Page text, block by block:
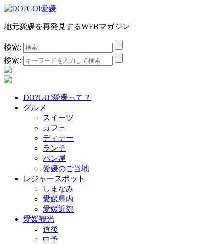
地元愛媛を再発見するWEBマガジン
検索:
検索:
DO?GO!愛媛って？
グルメ
スイーツ
カフェ
ディナー
ランチ
パン屋
愛媛のご当地
レジャースポット
しまなみ
愛媛県内
愛媛近郊
愛媛観光
道後
中予